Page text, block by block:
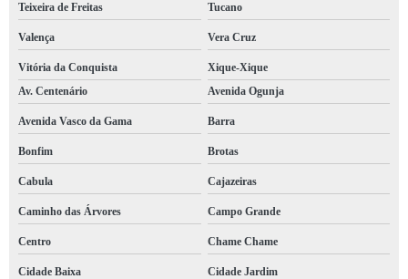
Teixeira de Freitas Tucano
Valença Vera Cruz
Vitória da Conquista
Xique-Xique
Av. Centenário
Avenida Ogunja
Avenida Vasco da Gama Barra
Bonfim Brotas
Cabula Cajazeiras
Caminho das Árvores Campo Grande
Centro Chame Chame
Cidade Baixa Cidade Jardim